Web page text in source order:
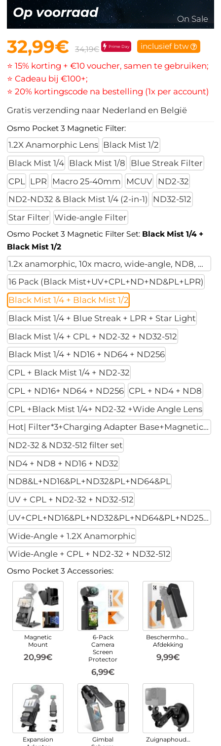
Op voorraad On Sale
32,99€ 34,19€ Prime Day inclusief btw
⭐ 15% korting + €10 voucher, samen te gebruiken;
⭐ Cadeau bij €100+;
⭐ 20% kortingscode na bestelling (1x per account)
Gratis verzending naar Nederland en België
Osmo Pocket 3 Magnetic Filter:
1.2X Anamorphic Lens
Black Mist 1/2
Black Mist 1/4
Black Mist 1/8
Blue Streak Filter
CPL
LPR Macro 25-40mm MCUV
ND2-32
ND2-ND32 & Black Mist 1/4 (2-in-1)
ND32-512
Star Filter Wide-angle Filter
Osmo Pocket 3 Magnetic Filter Set: Black Mist 1/4 +
Black Mist 1/2
1.2x anamorphic, 10x macro, wide-angle, ND8, ND32,
16 Pack (Black Mist+UV+CPL+ND+ND&PL+LPR)
Black Mist 1/4 + Black Mist 1/2
Black Mist 1/4 + Blue Streak + LPR + Star Light
Black Mist 1/4 + CPL + ND2-32 + ND32-512
Black Mist 1/4 + ND16 + ND64 + ND256
CPL + Black Mist 1/4 + ND2-32
CPL + ND16+ ND64 + ND256 CPL + ND4 + ND8
CPL +Black Mist 1/4+ ND2-32 +Wide Angle Lens
Hot| Filter*3+Charging Adapter Base+Magnetic Mount
ND2-32 & ND32-512 filter set
ND4 + ND8 + ND16 + ND32
ND8&L+ND16&PL+ND32&PL+ND64&PL
UV + CPL + ND2-32 + ND32-512
UV+CPL+ND16&PL+ND32&PL+ND64&PL+ND256PL
Wide-Angle + 1.2X Anamorphic
Wide-Angle + CPL + ND2-32 + ND32-512
Osmo Pocket 3 Accessories:
Magnetic
Mount
20,99€
6-Pack
Camera
Screen
Protector
6,99€
Beschermhoes
Afdekking
9,99€
Expansion
Gimbal
Zuignaphouder